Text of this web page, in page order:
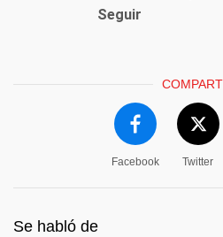
Seguir
Facebook Twitter
Se habló de